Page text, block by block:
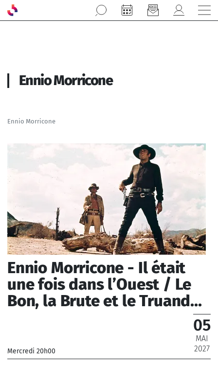
Aller au contenu principal
Ennio Morricone
Ennio Morricone
Ennio Morricone - Il était
une fois dans l’Ouest / Le
Bon, la Brute et le Truand...
Mercredi 20h00
05
MAI
2027